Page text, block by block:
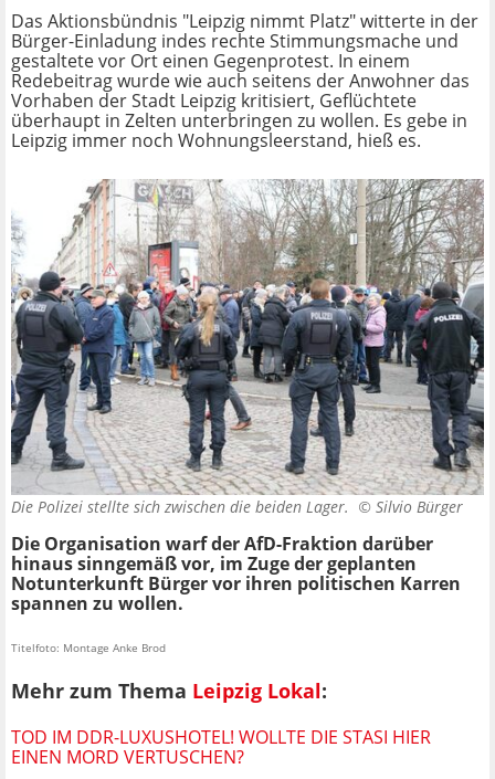
Das Aktionsbündnis "Leipzig nimmt Platz" witterte in der
Bürger-Einladung indes rechte Stimmungsmache und
gestaltete vor Ort einen Gegenprotest. In einem
Redebeitrag wurde wie auch seitens der Anwohner das
Vorhaben der Stadt Leipzig kritisiert, Geflüchtete
überhaupt in Zelten unterbringen zu wollen. Es gebe in
Leipzig immer noch Wohnungsleerstand, hieß es.
Die Polizei stellte sich zwischen die beiden Lager. © Silvio Bürger
Die Organisation warf der AfD-Fraktion darüber
hinaus sinngemäß vor, im Zuge der geplanten
Notunterkunft Bürger vor ihren politischen Karren
spannen zu wollen.
Titelfoto: Montage Anke Brod
Mehr zum Thema Leipzig Lokal:
TOD IM DDR-LUXUSHOTEL! WOLLTE DIE STASI HIER
EINEN MORD VERTUSCHEN?